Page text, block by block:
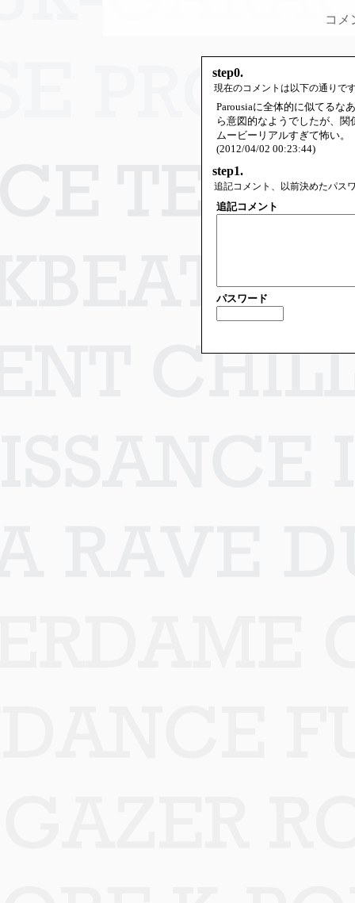
コメ
step0.
現在のコメントは以下の通りで
Parousiaに全体的に似てるな
ら意図的なようでしたが、
ムービーリアルすぎて怖い。
(2012/04/02 00:23:44)
step1.
追記コメント、以前決めたパス
追記コメント
パスワード